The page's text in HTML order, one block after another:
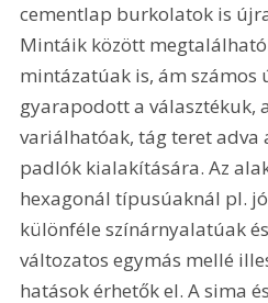
cementlap burkolatok is
Mintáik között
mintázatúak is, ám számos
gyarapodott a választékuk,
variálhatóak, tág teret
padlók kialakítására. Az
hexagonál típusúaknál pl.
különféle színárnyalatúak
változatos egymás mellé
hatások érhetők el. A sima